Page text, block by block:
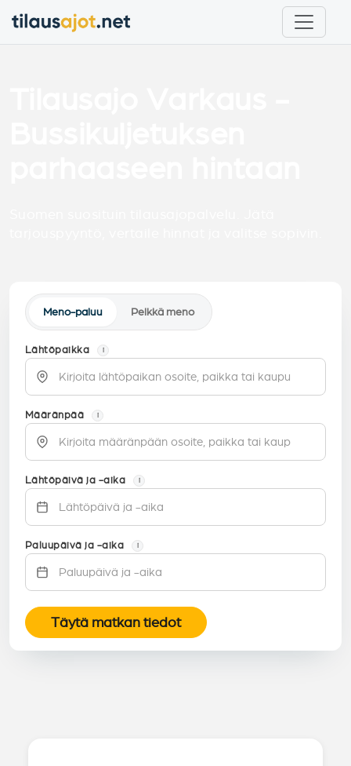
Meno-paluu Pelkkä meno
Lähtöpaikka i
Määränpää i
Lähtöpäivä ja -aika i
Paluupäivä ja -aika i
Täytä matkan tiedot